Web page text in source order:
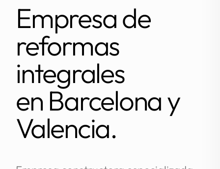
Empresa de
reformas
integrales
en Barcelona y
Valencia.